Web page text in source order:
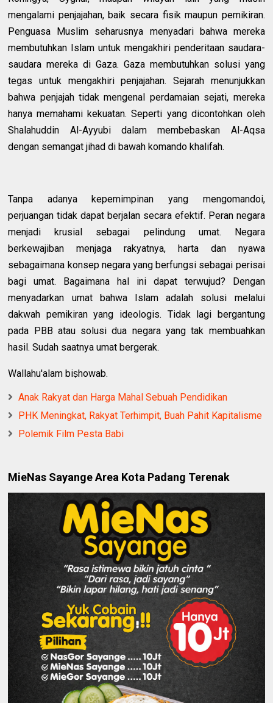
mengalami penjajahan, baik secara fisik maupun pemikiran.
Penguasa Muslim seharusnya menyadari bahwa mereka
membutuhkan Islam untuk mengakhiri penderitaan saudara-
saudara mereka di Gaza. Gaza membutuhkan solusi yang
tegas untuk mengakhiri penjajahan. Sejarah menunjukkan
bahwa penjajah tidak mengenal perdamaian sejati, mereka
hanya memahami kekuatan. Seperti yang dicontohkan oleh
Shalahuddin Al-Ayyubi dalam membebaskan Al-Aqsa
dengan semangat jihad di bawah komando khalifah.
Tanpa adanya kepemimpinan yang mengomandoi,
perjuangan tidak dapat berjalan secara efektif. Peran negara
menjadi krusial sebagai pelindung umat. Negara
berkewajiban menjaga rakyatnya, harta dan nyawa
sebagaimana konsep negara yang berfungsi sebagai perisai
bagi umat. Bagaimana hal ini dapat terwujud? Dengan
menyadarkan umat bahwa Islam adalah solusi melalui
dakwah pemikiran yang ideologis. Tidak lagi bergantung
pada PBB atau solusi dua negara yang tak membuahkan
hasil. Sudah saatnya umat bergerak.
Wallahu'alam biṣhowab.
Anak Rakyat dan Harga Mahal Sebuah Pendidikan
PHK Meningkat, Rakyat Terhimpit, Buah Pahit Kapitalisme
Polemik Film Pesta Babi
MieNas Sayange Area Kota Padang Terenak